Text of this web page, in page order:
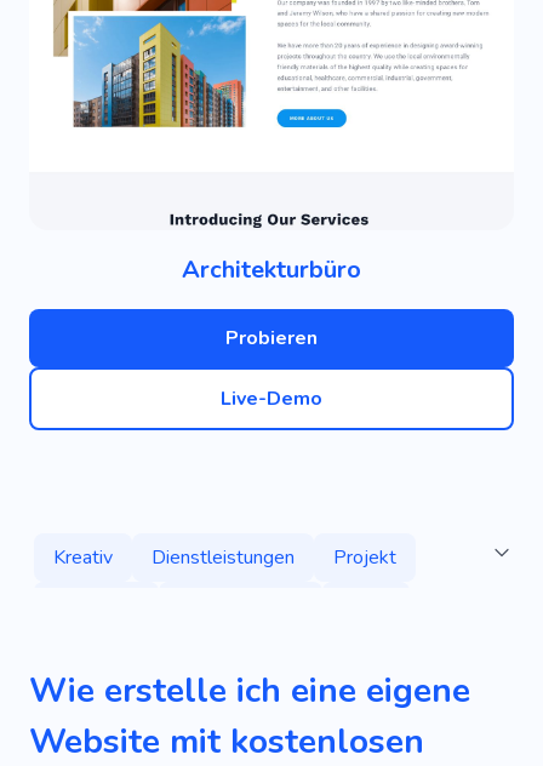
Architekturbüro
Probieren
Live-Demo
Kreativ Dienstleistungen
Projekt
Architektur
Akademie
Akademie
Erfahrung
Stilvoll Planung
Entwerfen
Wie erstelle ich eine eigene
Website mit kostenlosen